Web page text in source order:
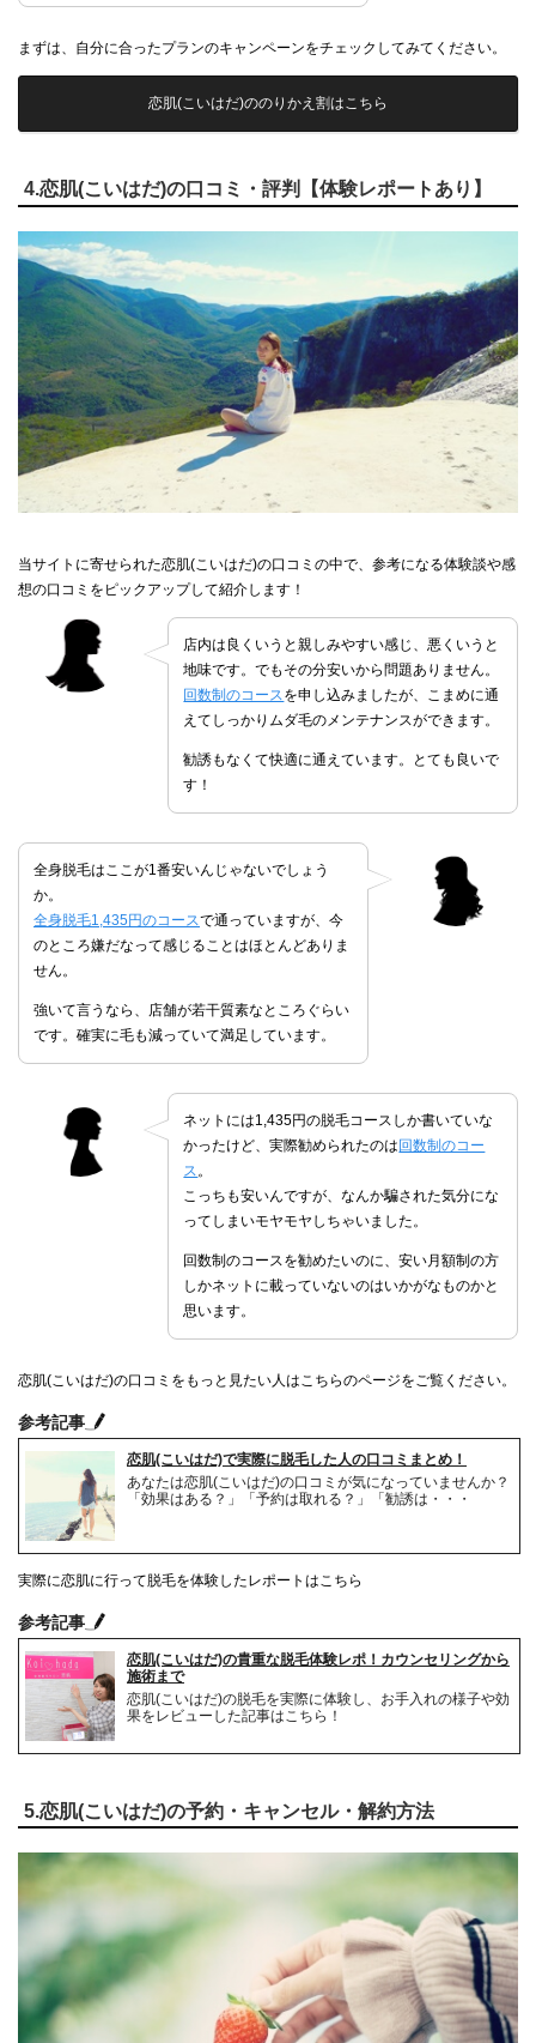
まずは、自分に合ったプランのキャンペーンをチェックしてみてください。
恋肌(こいはだ)ののりかえ割はこちら
4.恋肌(こいはだ)の口コミ・評判【体験レポートあり】
当サイトに寄せられた恋肌(こいはだ)の口コミの中で、参考になる体験談や感
想の口コミをピックアップして紹介します！
店内は良くいうと親しみやすい感じ、悪くいうと
地味です。でもその分安いから問題ありません。
回数制のコース を申し込みましたが、こまめに通
えてしっかりムダ毛のメンテナンスができます。
勧誘もなくて快適に通えています。とても良いで
す！
全身脱毛はここが1番安いんじゃないでしょう
か。
全身脱毛1,435円のコースで通っていますが、今
のところ嫌だなって感じることはほとんどありま
せん。
強いて言うなら、店舗が若干質素なところぐらい
です。確実に毛も減っていて満足しています。
ネットには1,435円の脱毛コースしか書いていな
かったけど、実際勧められたのは回数制のコー
ス 。
こっちも安いんですが、なんか騙された気分にな
ってしまいモヤモヤしちゃいました。
回数制のコースを勧めたいのに、安い月額制の方
しかネットに載っていないのはいかがなものかと
思います。
恋肌(こいはだ)の口コミをもっと見たい人はこちらのページをご覧ください。
参考記事
恋肌(こいはだ)で実際に脱毛した人の口コミまとめ！
あなたは恋肌(こいはだ)の口コミが気になっていませんか？
「効果はある？」「予約は取れる？」「勧誘は・・・
実際に恋肌に行って脱毛を体験したレポートはこちら
参考記事
恋肌(こいはだ)の貴重な脱毛体験レポ！カウンセリングから
施術まで
恋肌(こいはだ)の脱毛を実際に体験し、お手入れの様子や効
果をレビューした記事はこちら！
5.恋肌(こいはだ)の予約・キャンセル・解約方法